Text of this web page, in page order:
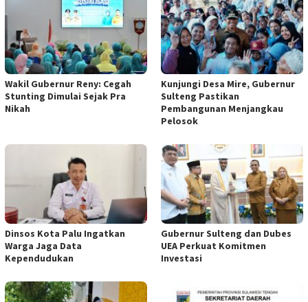
Wakil Gubernur Reny: Cegah
Stunting Dimulai Sejak Pra
Nikah
Kunjungi Desa Mire, Gubernur
Sulteng Pastikan
Pembangunan Menjangkau
Pelosok
Dinsos Kota Palu Ingatkan
Warga Jaga Data
Kependudukan
Gubernur Sulteng dan Dubes
UEA Perkuat Komitmen
Investasi